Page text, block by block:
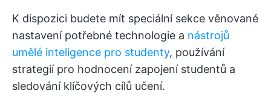
K dispozici budete mít speciální sekce věnované
nastavení potřebné technologie a nástrojů
umělé inteligence pro studenty, používání
strategií pro hodnocení zapojení studentů a
sledování klíčových cílů učení.